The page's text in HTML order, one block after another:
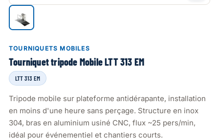
TOURNIQUETS MOBILES
Tourniquet tripode Mobile LTT 313 EM
LTT 313 EM
Tripode mobile sur plateforme antidérapante, installation
en moins d'une heure sans perçage. Structure en inox
304, bras en aluminium usiné CNC, flux ~25 pers/min,
idéal pour événementiel et chantiers courts.